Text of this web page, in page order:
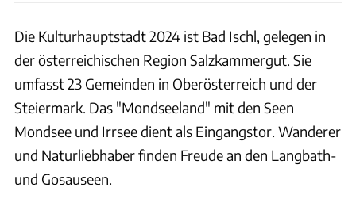
Die Kulturhauptstadt 2024 ist Bad Ischl, gelegen in
der österreichischen Region Salzkammergut. Sie
umfasst 23 Gemeinden in Oberösterreich und der
Steiermark. Das "Mondseeland" mit den Seen
Mondsee und Irrsee dient als Eingangstor. Wanderer
und Naturliebhaber finden Freude an den Langbath-
und Gosauseen.